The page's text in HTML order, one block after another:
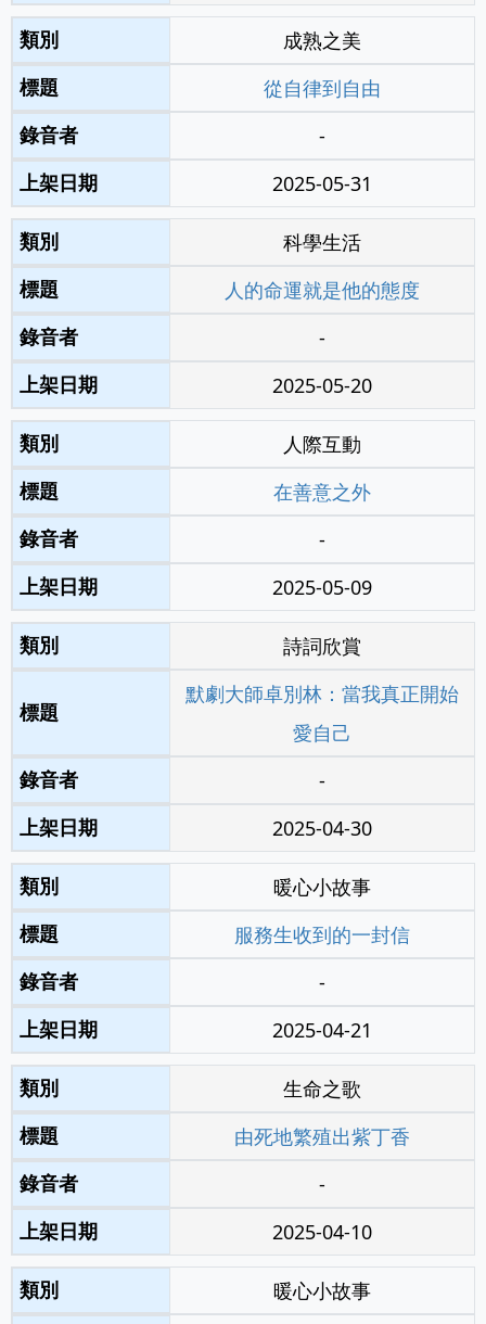
成熟之美
從自律到自由
-
2025-05-31
科學生活
人的命運就是他的態度
-
2025-05-20
人際互動
在善意之外
-
2025-05-09
詩詞欣賞
默劇大師卓別林：當我真正開始
愛自己
-
2025-04-30
暖心小故事
服務生收到的一封信
-
2025-04-21
生命之歌
由死地繁殖出紫丁香
-
2025-04-10
暖心小故事